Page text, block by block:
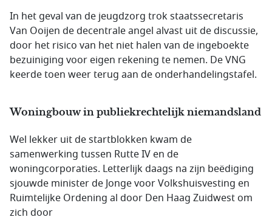
In het geval van de jeugdzorg trok staatssecretaris
Van Ooijen de decentrale angel alvast uit de discussie,
door het risico van het niet halen van de ingeboekte
bezuiniging voor eigen rekening te nemen. De VNG
keerde toen weer terug aan de onderhandelingstafel.
Woningbouw in publiekrechtelijk niemandsland
Wel lekker uit de startblokken kwam de
samenwerking tussen Rutte IV en de
woningcorporaties. Letterlijk daags na zijn beëdiging
sjouwde minister de Jonge voor Volkshuisvesting en
Ruimtelijke Ordening al door Den Haag Zuidwest om
zich door